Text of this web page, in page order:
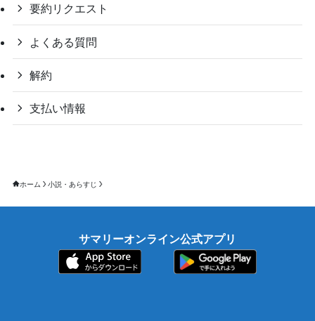
要約リクエスト
よくある質問
解約
支払い情報
ホーム 小説・あらすじ
サマリーオンライン公式アプリ